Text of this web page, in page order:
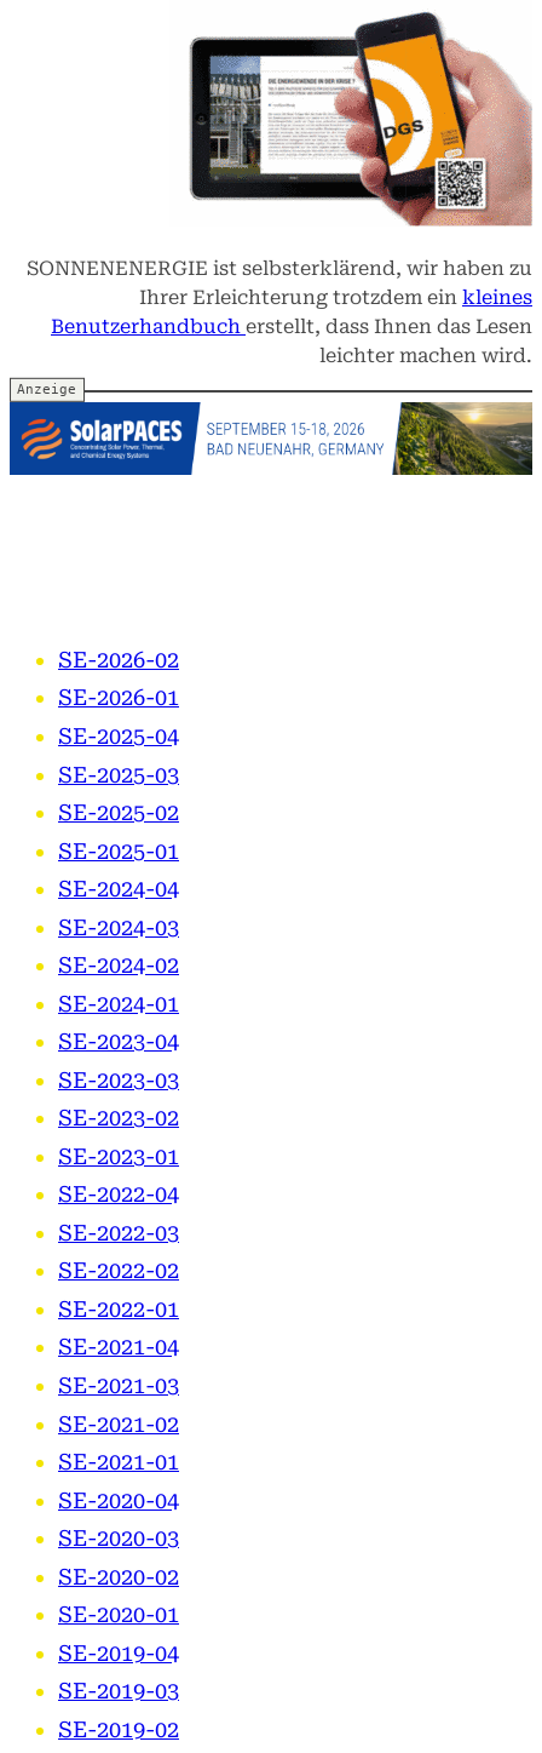
SONNENENERGIE ist selbsterklärend, wir haben zu
Ihrer Erleichterung trotzdem ein kleines
Benutzerhandbuch erstellt, dass Ihnen das Lesen
leichter machen wird.
SE-2026-02
SE-2026-01
SE-2025-04
SE-2025-03
SE-2025-02
SE-2025-01
SE-2024-04
SE-2024-03
SE-2024-02
SE-2024-01
SE-2023-04
SE-2023-03
SE-2023-02
SE-2023-01
SE-2022-04
SE-2022-03
SE-2022-02
SE-2022-01
SE-2021-04
SE-2021-03
SE-2021-02
SE-2021-01
SE-2020-04
SE-2020-03
SE-2020-02
SE-2020-01
SE-2019-04
SE-2019-03
SE-2019-02